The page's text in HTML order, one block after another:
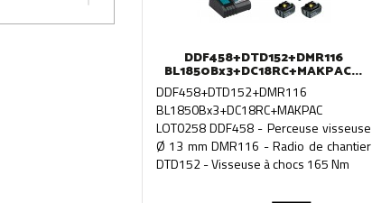
DDF458+DTD152+DMR116
BL1850Bx3+DC18RC+MAKPAC...
DDF458+DTD152+DMR116
BL1850Bx3+DC18RC+MAKPAC
LOT0258 DDF458 - Perceuse visseuse
Ø 13 mm DMR116 - Radio de chantier
DTD152 - Visseuse à chocs 165 Nm